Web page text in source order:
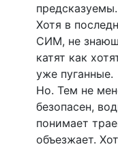
предсказуемы.
Хотя в
СИМ, не
катят как
уже пуганные.
Но. Тем не
безопасен,
понимает
объезжает.